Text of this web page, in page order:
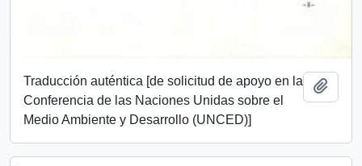
Traducción auténtica [de solicitud de apoyo en la
Conferencia de las Naciones Unidas sobre el
Medio Ambiente y Desarrollo (UNCED)]